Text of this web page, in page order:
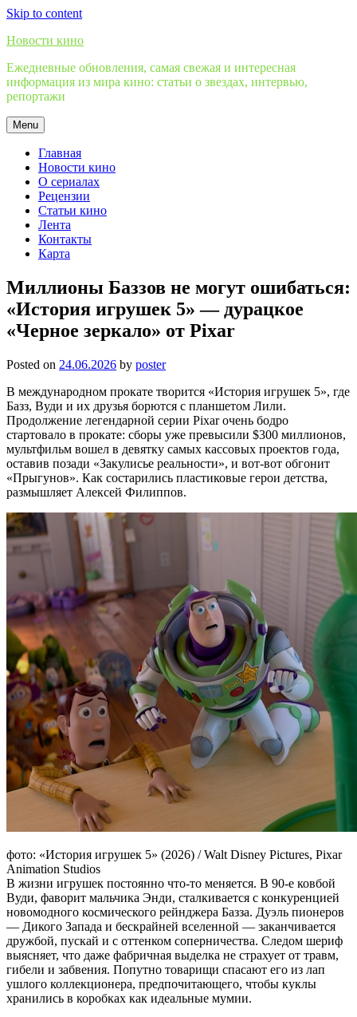
Skip to content
Новости кино
Ежедневные обновления, самая свежая и интересная
информация из мира кино: статьи о звездах, интервью,
репортажи
Menu
Главная
Новости кино
О сериалах
Рецензии
Статьи кино
Лента
Контакты
Карта
Миллионы Баззов не могут ошибаться:
«История игрушек 5» — дурацкое
«Черное зеркало» от Pixar
Posted on 24.06.2026 by poster
В международном прокате творится «История игрушек 5», где
Базз, Вуди и их друзья борются с планшетом Лили.
Продолжение легендарной серии Pixar очень бодро
стартовало в прокате: сборы уже превысили $300 миллионов,
мультфильм вошел в девятку самых кассовых проектов года,
оставив позади «Закулисье реальности», и вот-вот обгонит
«Прыгунов». Как состарились пластиковые герои детства,
размышляет Алексей Филиппов.
фото: «История игрушек 5» (2026) / Walt Disney Pictures, Pixar
Animation Studios
В жизни игрушек постоянно что-то меняется. В 90-е ковбой
Вуди, фаворит мальчика Энди, сталкивается с конкуренцией
новомодного космического рейнджера Базза. Дуэль пионеров
— Дикого Запада и бескрайней вселенной — заканчивается
дружбой, пускай и с оттенком соперничества. Следом шериф
выясняет, что даже фабричная выделка не страхует от травм,
гибели и забвения. Попутно товарищи спасают его из лап
ушлого коллекционера, предпочитающего, чтобы куклы
хранились в коробках как идеальные мумии.